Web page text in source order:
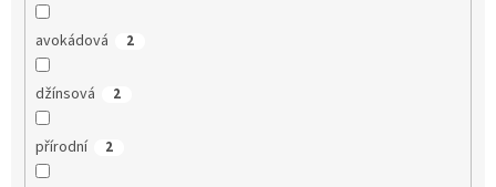
avokádová 2
džínsová 2
přírodní 2